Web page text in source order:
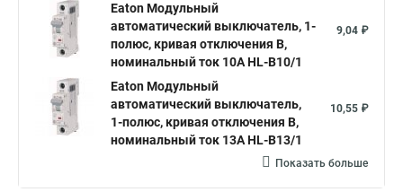
Eaton Модульный
автоматический выключатель, 1-
полюс, кривая отключения B,
номинальный ток 10А HL-B10/1
9,04 ₽
Eaton Модульный
автоматический выключатель,
1-полюс, кривая отключения B,
номинальный ток 13А HL-B13/1
10,55 ₽
Показать больше